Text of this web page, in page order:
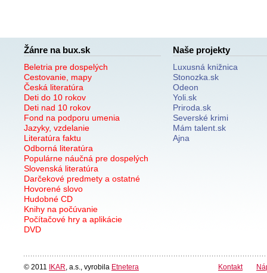
Žánre na bux.sk
Beletria pre dospelých
Cestovanie, mapy
Česká literatúra
Deti do 10 rokov
Deti nad 10 rokov
Fond na podporu umenia
Jazyky, vzdelanie
Literatúra faktu
Odborná literatúra
Populárne náučná pre dospelých
Slovenská literatúra
Darčekové predmety a ostatné
Hovorené slovo
Hudobné CD
Knihy na počúvanie
Počítačové hry a aplikácie
DVD
Naše projekty
Luxusná knižnica
Stonozka.sk
Odeon
Yoli.sk
Priroda.sk
Severské krimi
Mám talent.sk
Ajna
© 2011 IKAR , a.s., vyrobila Etnetera Kontakt